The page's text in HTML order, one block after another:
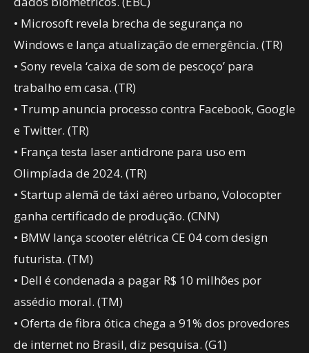
• Microsoft revela brecha de segurança no
Windows e lança atualização de emergência. (TR)
• Sony revela ‘caixa de som de pescoço’ para
trabalho em casa. (TR)
• Trump anuncia processo contra Facebook, Google
e Twitter. (TR)
• França testa laser antidrone para uso em
Olimpíada de 2024. (TR)
• Startup alemã de táxi aéreo urbano, Volocopter
ganha certificado de produção. (CNN)
• BMW lança scooter elétrica CE 04 com design
futurista. (TM)
• Dell é condenada a pagar R$ 10 milhões por
assédio moral. (TM)
• Oferta de fibra ótica chega a 91% dos provedores
de internet no Brasil, diz pesquisa. (G1)